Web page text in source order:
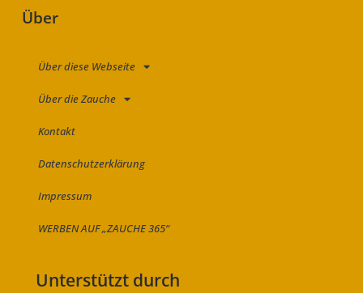
Über
Über diese Webseite
Über die Zauche
Kontakt
Datenschutzerklärung
Impressum
WERBEN AUF „ZAUCHE 365“
Unterstützt durch